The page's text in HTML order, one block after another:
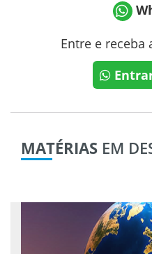
Entre e receba
MATÉRIAS EM